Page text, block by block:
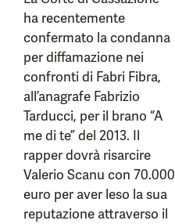
ha recentemente
confermato la condanna
per diffamazione nei
confronti di Fabri Fibra,
all’anagrafe Fabrizio
Tarducci, per il brano “A
me di te” del 2013. Il
rapper dovrà risarcire
Valerio Scanu con 70.000
euro per aver leso la sua
reputazione attraverso il